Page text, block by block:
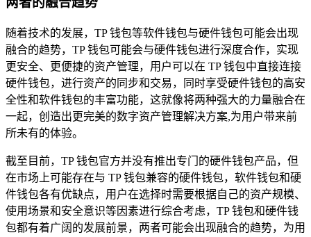
随着技术的发展，TP 钱包等软件钱包与硬件钱包可能会出现
融合的趋势，TP 钱包可能会与硬件钱包进行深度合作，实现
更安全、更便捷的资产管理，用户可以在 TP 钱包中直接连接
硬件钱包，进行资产的同步和交易，同时享受硬件钱包的高安
全性和软件钱包的丰富功能，这就像将两种强大的力量融合在
一起，创造出更完美的数字资产管理解决方案,为用户带来前
所未有的体验。
截至目前，TP 钱包官方并没有推出专门的硬件钱包产品，但
在市场上可能存在与 TP 钱包兼容的硬件钱包，软件钱包和硬
件钱包各有优缺点，用户在选择时需要根据自己的资产规模、
使用场景和安全意识等因素进行综合考虑，TP 钱包和硬件钱
包都有着广阔的发展前景，两者可能会出现融合的趋势，为用